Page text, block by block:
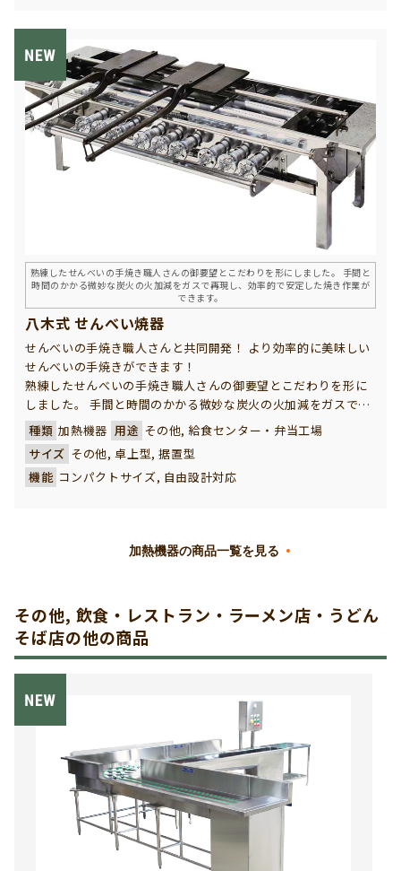
通りの燻し具合いを実現できます。（※冷薫は外気温の低い秋
冬季のみ製造可能です）
熟練したせんべいの手焼き職人さんの御要望とこだわりを形にしました。 手間と
時間のかかる微妙な炭火の火加減をガスで再現し、効率的で安定した焼き作業が
できます。
八木式 せんべい焼器
せんべいの手焼き職人さんと共同開発！ より効率的に美味しい
せんべいの手焼きができます！
熟練したせんべいの手焼き職人さんの御要望とこだわりを形に
しました。 手間と時間のかかる微妙な炭火の火加減をガスで再
現し、効率的で安定した焼き作業ができます。 また、機能性だ
けではなく、店頭販売など視覚的なアピールにも大いに役立
ち、集客効果は抜群で商売御繁盛のお手伝いをします。
種類 加熱機器 用途 その他, 給食センター・弁当工場
サイズ その他, 卓上型, 据置型
機能 コンパクトサイズ, 自由設計対応
加熱機器の商品一覧を見る
その他, 飲食・レストラン・ラーメン店・うどん
そば店の他の商品